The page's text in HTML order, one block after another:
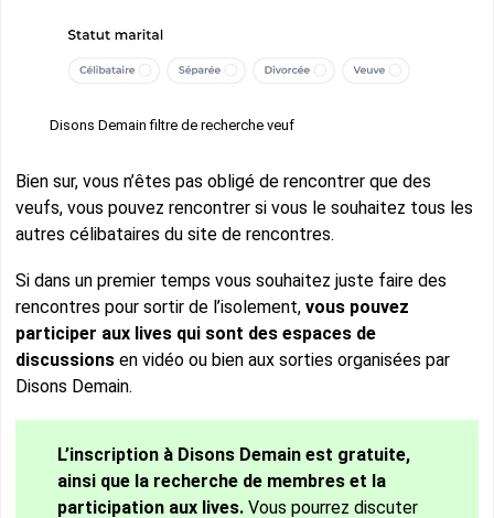
Disons Demain filtre de recherche veuf
Bien sur, vous n’êtes pas obligé de rencontrer que des
veufs, vous pouvez rencontrer si vous le souhaitez tous les
autres célibataires du site de rencontres.
Si dans un premier temps vous souhaitez juste faire des
rencontres pour sortir de l’isolement, vous pouvez
participer aux lives qui sont des espaces de
discussions en vidéo ou bien aux sorties organisées par
Disons Demain.
L’inscription à Disons Demain est gratuite,
ainsi que la recherche de membres et la
participation aux lives.Vous pourrez discuter